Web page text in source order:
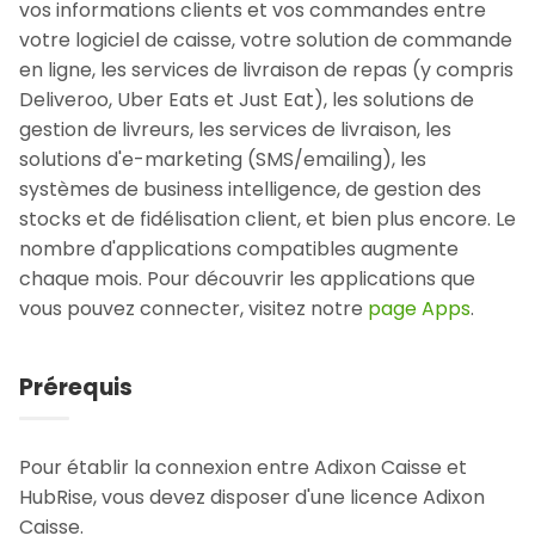
vos informations clients et vos commandes entre
votre logiciel de caisse, votre solution de commande
en ligne, les services de livraison de repas (y compris
Deliveroo, Uber Eats et Just Eat), les solutions de
gestion de livreurs, les services de livraison, les
solutions d'e-marketing (SMS/emailing), les
systèmes de business intelligence, de gestion des
stocks et de fidélisation client, et bien plus encore. Le
nombre d'applications compatibles augmente
chaque mois. Pour découvrir les applications que
vous pouvez connecter, visitez notre page Apps.
Prérequis
Pour établir la connexion entre Adixon Caisse et
HubRise, vous devez disposer d'une licence Adixon
Caisse.